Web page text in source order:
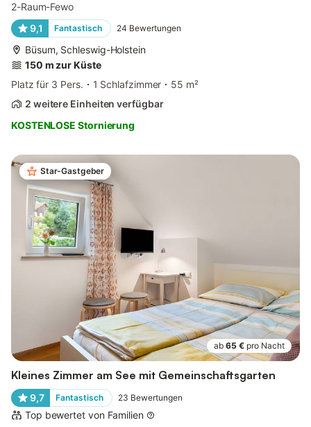
2-Raum-Fewo
9,1
Fantastisch 24 Bewertungen
Büsum, Schleswig-Holstein
150 m zur Küste
Platz für 3 Pers.
1 Schlafzimmer
55 m²
2 weitere Einheiten verfügbar
KOSTENLOSE Stornierung
Star-Gastgeber
ab 65 € pro Nacht
Kleines Zimmer am See mit Gemeinschaftsgarten
9,7 Fantastisch 23 Bewertungen
Top bewertet von Familien